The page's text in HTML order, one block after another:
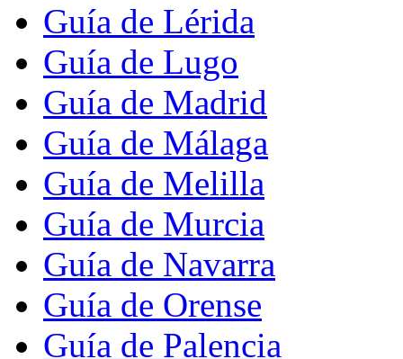
Guía de Lérida
Guía de Lugo
Guía de Madrid
Guía de Málaga
Guía de Melilla
Guía de Murcia
Guía de Navarra
Guía de Orense
Guía de Palencia